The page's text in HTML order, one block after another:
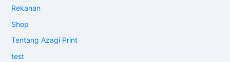
Rekanan
Shop
Tentang Azagi Print
test